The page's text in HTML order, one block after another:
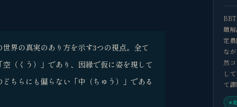
界の真実のあり方を示す3つの視点。全て
（くう）」であり、因縁で仮に姿を現して
ちらにも偏らない「中（ちゅう）」である
題
定
な
然
し
て
#